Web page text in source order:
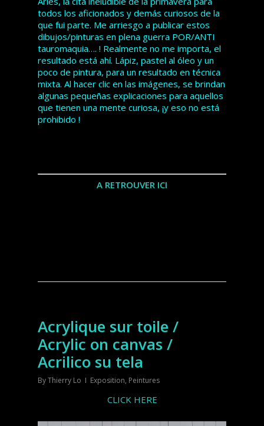
todos los aficionados y demás curiosos de la
que fui parte. Me arriesgo a publicar estos
dibujos/pinturas en plena guerra POR/ANTI
tauromaquia…. ! Realmente no me importa, el
resultado está ahí. Lápiz, pastel al óleo y un
poco de pintura, para un resultado en técnica
mixta. Al hacer clic en las imágenes, se brindan
algunas pequeñas explicaciones para aquellos
que tienen una mente curiosa, ¡y eso no está
prohibido !
A RETROUVER ICI
Acrylique sur toile /
Acrylic on canvas /
Acrilico su tela
ByThierry Lo Exposition, Peintures
CLICK HERE